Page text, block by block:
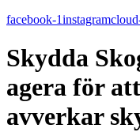
facebook-1instagram
Skydda
agera för
avverkar